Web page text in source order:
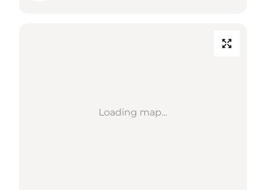
Loading map...